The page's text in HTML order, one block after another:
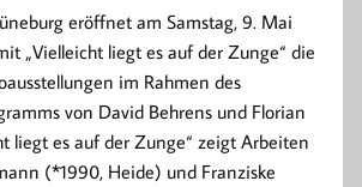
eröffnet am Samstag, 9. Mai
„Vielleicht liegt es auf der Zunge“ die
im Rahmen des
von David Behrens und Florian
liegt es auf der Zunge“ zeigt Arbeiten
(*1990, Heide) und Franziske